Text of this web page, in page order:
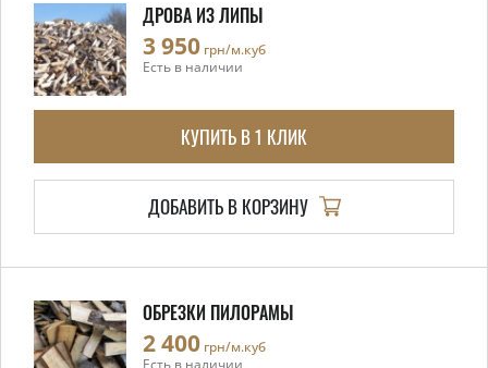
ДРОВА ИЗ ЛИПЫ
3 950 грн/м.куб
Есть в наличии
КУПИТЬ В 1 КЛИК
ДОБАВИТЬ В КОРЗИНУ
ОБРЕЗКИ ПИЛОРАМЫ
2 400 грн/м.куб
Есть в наличии